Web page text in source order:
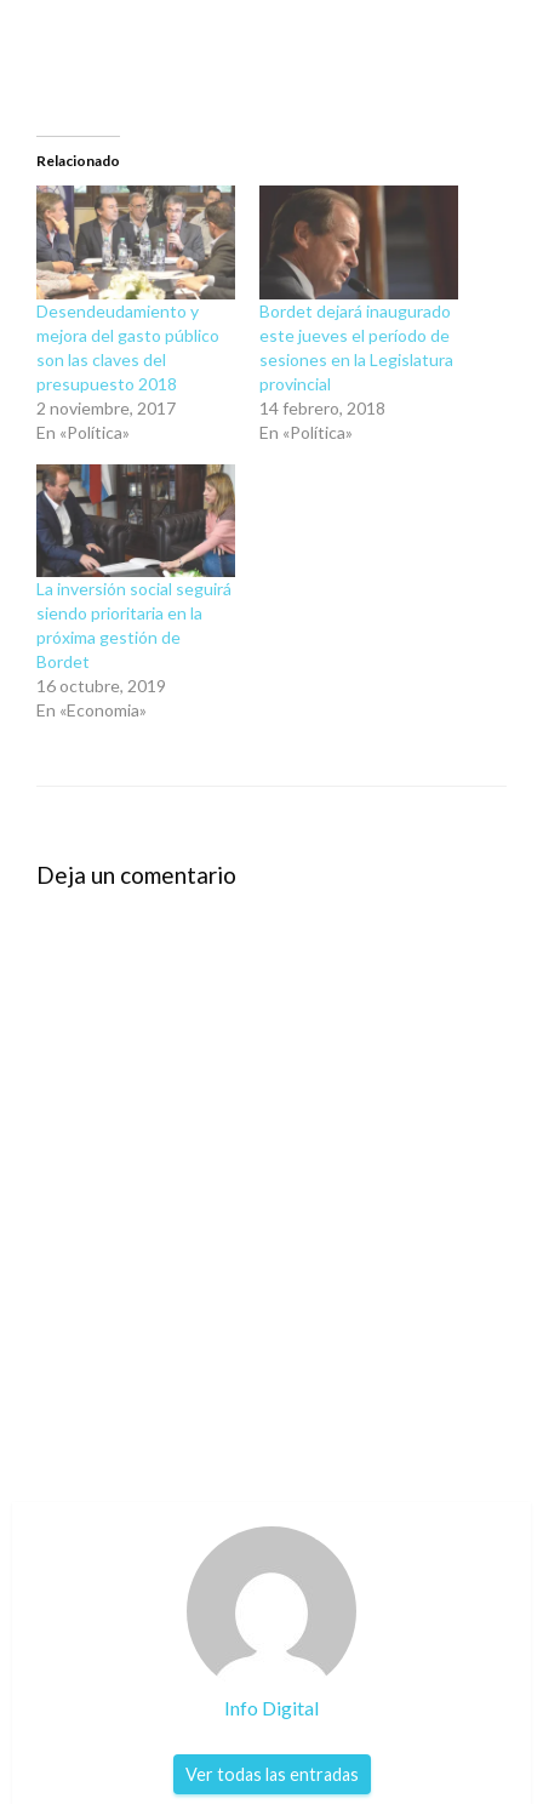
Relacionado
Desendeudamiento y
mejora del gasto público
son las claves del
presupuesto 2018
2 noviembre, 2017
En «Política»
Bordet dejará inaugurado
este jueves el período de
sesiones en la Legislatura
provincial
14 febrero, 2018
En «Política»
La inversión social seguirá
siendo prioritaria en la
próxima gestión de
Bordet
16 octubre, 2019
En «Economia»
Deja un comentario
Info Digital
Ver todas las entradas